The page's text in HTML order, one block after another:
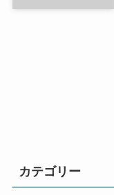
カテゴリー